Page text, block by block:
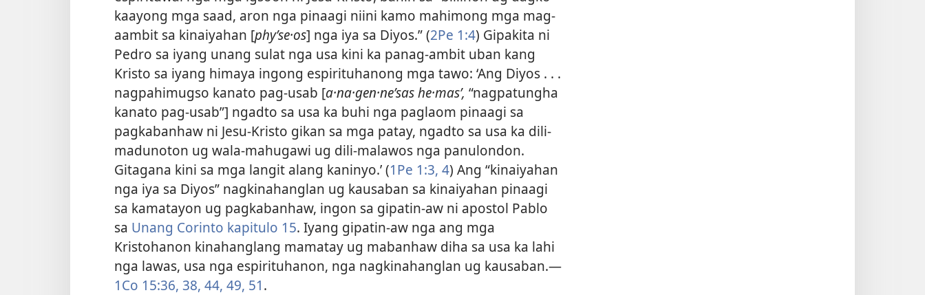
kaayong mga saad, aron nga pinaagi niini kamo mahimong mga mag-
aambit sa kinaiyahan [phyʹse·os] nga iya sa Diyos.” (2Pe 1:4) Gipakita ni
Pedro sa iyang unang sulat nga usa kini ka panag-ambit uban kang
Kristo sa iyang himaya ingong espirituhanong mga tawo: ‘Ang Diyos . . .
nagpahimugso kanato pag-usab [a·na·gen·neʹsas he·masʹ, “nagpatungha
kanato pag-usab”] ngadto sa usa ka buhi nga paglaom pinaagi sa
pagkabanhaw ni Jesu-Kristo gikan sa mga patay, ngadto sa usa ka dili-
madunoton ug wala-mahugawi ug dili-malawos nga panulondon.
Gitagana kini sa mga langit alang kaninyo.’ (1Pe 1:​3, 4) Ang “kinaiyahan
nga iya sa Diyos” nagkinahanglan ug kausaban sa kinaiyahan pinaagi
sa kamatayon ug pagkabanhaw, ingon sa gipatin-aw ni apostol Pablo
sa Unang Corinto kapitulo 15. Iyang gipatin-aw nga ang mga
Kristohanon kinahanglang mamatay ug mabanhaw diha sa usa ka lahi
nga lawas, usa nga espirituhanon, nga nagkinahanglan ug kausaban.​—
1Co 15:​36, 38, 44, 49, 51.